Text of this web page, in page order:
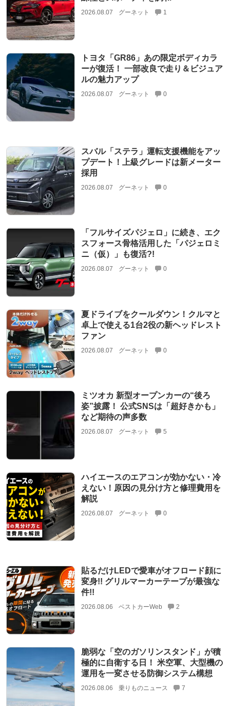
2026.08.07 グーネット 1
トヨタ「GR86」あの限定ボディカラ
ーが復活！ 一部改良で走り＆ビジュア
ルの魅力アップ
2026.08.07 グーネット 0
スバル「ステラ」運転支援機能をアッ
プデート！上級グレードは新メーター
採用
2026.08.07 グーネット 0
「フルサイズパジェロ」に続き、エク
スフォース骨格活用した「パジェロミ
ニ（仮）」も復活?!
2026.08.07 グーネット 0
夏ドライブをクールダウン！クルマと
卓上で使える1台2役の新ヘッドレスト
ファン
2026.08.07 グーネット 0
ミツオカ 新型オープンカーの“後ろ
姿”披露！ 公式SNSは「超好きかも」
など期待の声多数
2026.08.07 グーネット 5
ハイエースのエアコンが効かない・冷
えない！原因の見分け方と修理費用を
解説
2026.08.07 グーネット 0
貼るだけLEDで愛車がオフロード顔に
変身!! グリルマーカーテープが最強な
件!!
2026.08.06 ベストカーWeb 2
脆弱な「空のガソリンスタンド」が積
極的に自衛する日！ 米空軍、大型機の
運用を一変させる防御システム構想
2026.08.06 乗りものニュース 7